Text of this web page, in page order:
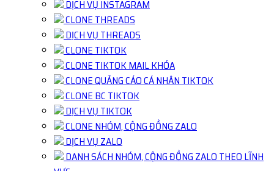
DỊCH VỤ INSTAGRAM
CLONE THREADS
DỊCH VỤ THREADS
CLONE TIKTOK
CLONE TIKTOK MAIL KHÓA
CLONE QUẢNG CÁO CÁ NHÂN TIKTOK
CLONE BC TIKTOK
DỊCH VỤ TIKTOK
CLONE NHÓM, CỘNG ĐỒNG ZALO
DỊCH VỤ ZALO
DANH SÁCH NHÓM, CỘNG ĐỒNG ZALO THEO LĨNH